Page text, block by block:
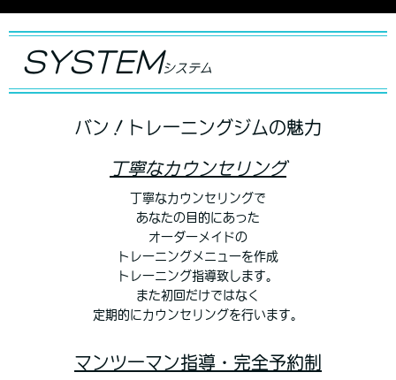
SYSTEM システム
バン！トレーニングジムの魅力
丁寧なカウンセリング
丁寧なカウンセリングで
あなたの目的にあった
オーダーメイドの
トレーニングメニューを作成
トレーニング指導致します。
また初回だけではなく
定期的にカウンセリングを行います。
マンツーマン指導・完全予約制